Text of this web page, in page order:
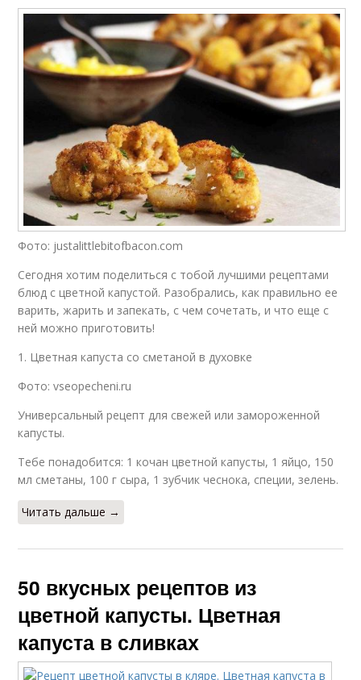
Фото: justalittlebitofbacon.com
Сегодня хотим поделиться с тобой лучшими рецептами
блюд с цветной капустой. Разобрались, как правильно ее
варить, жарить и запекать, с чем сочетать, и что еще с
ней можно приготовить!
1. Цветная капуста со сметаной в духовке
Фото: vseopecheni.ru
Универсальный рецепт для свежей или замороженной
капусты.
Тебе понадобится: 1 кочан цветной капусты, 1 яйцо, 150
мл сметаны, 100 г сыра, 1 зубчик чеснока, специи, зелень.
Читать дальше →
50 вкусных рецептов из
цветной капусты. Цветная
капуста в сливках